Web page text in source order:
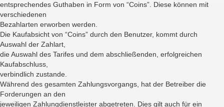
entsprechendes Guthaben in Form von “Coins”. Diese können mit
verschiedenen
Bezahlarten erworben werden.
Die Kaufabsicht von “Coins” durch den Benutzer, kommt durch
Auswahl der Zahlart,
die Auswahl des Tarifes und dem abschließenden, erfolgreichen
Kaufabschluss,
verbindlich zustande.
Während des gesamten Zahlungsvorgangs, hat der Betreiber die
Forderungen an den
jeweiligen Zahlungdienstleister abgetreten. Dies gilt auch für ein